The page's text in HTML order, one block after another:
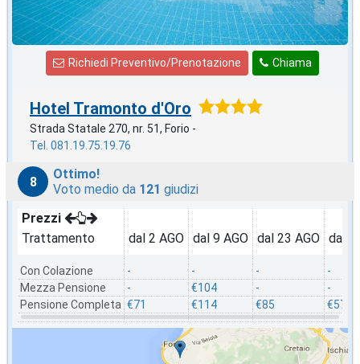
Chiama
Richiedi Preventivo/Prenotazione
Hotel Tramonto d'Oro
Strada Statale 270, nr. 51, Forio -
Tel. 081.19.75.19.76
8
Ottimo!
Voto medio da 121 giudizi
Prezzi
Trattamento
Con Colazione
Mezza Pensione
Pensione Completa
dal 2 AGO
-
-
€71
dal 9 AGO
-
€104
€114
dal 23 AGO
-
-
€85
dal
-
-
€57